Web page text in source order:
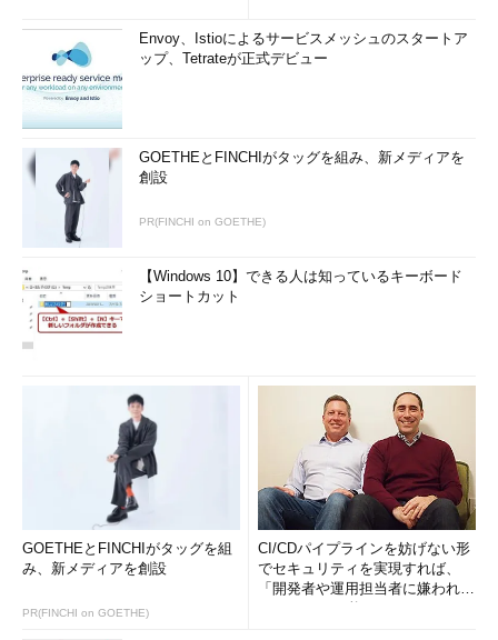
Envoy、Istioによるサービスメッシュのスタートア
ップ、Tetrateが正式デビュー
GOETHEとFINCHIがタッグを組み、新メディアを
創設
PR(FINCHI on GOETHE)
【Windows 10】できる人は知っているキーボード
ショートカット
GOETHEとFINCHIがタッグを組
み、新メディアを創設
PR(FINCHI on GOETHE)
CI/CDパイプラインを妨げない形
でセキュリティを実現すれば、
「開発者や運用担当者に嫌われな